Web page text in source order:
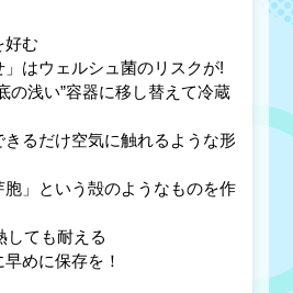
好む
」はウェルシュ菌のリスクが!
の浅い”容器に移し替えて冷蔵
るだけ空気に触れるような形
胞」という殻のようなものを作
ても耐える
めに保存を！